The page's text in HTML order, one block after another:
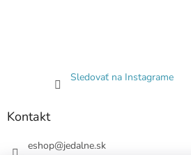
Sledovať na Instagrame
Kontakt
eshop@jedalne.sk